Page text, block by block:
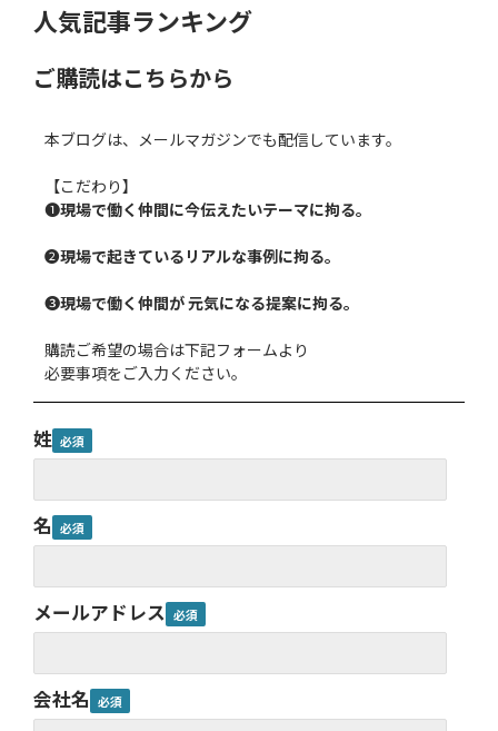
人気記事ランキング
ご購読はこちらから
本ブログは、メールマガジンでも配信しています。
【こだわり】
❶現場で働く仲間に今伝えたいテーマに拘る。
❷現場で起きているリアルな事例に拘る。
❸現場で働く仲間が 元気になる提案に拘る。
購読ご希望の場合は下記フォームより
必要事項をご入力ください。
姓
名
メールアドレス
会社名